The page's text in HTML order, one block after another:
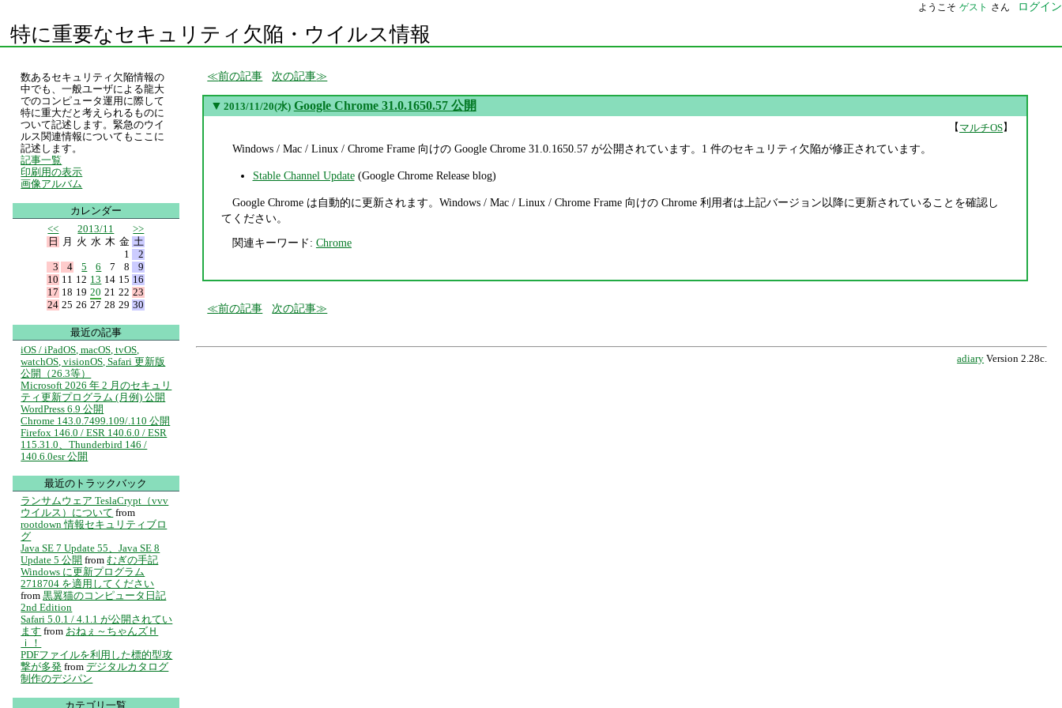
ようこそ ゲスト さん ログイン
特に重要なセキュリティ欠陥・ウイルス情報
前の記事 次の記事
▼ 2013/11/20(水) Google Chrome 31.0.1650.57 公開
【マルチOS】
Windows / Mac / Linux / Chrome Frame 向けの Google Chrome 31.0.1650.57 が公開されています。1 件のセキュリティ欠陥が修正されています。
Stable Channel Update(Google Chrome Release blog)
Google Chrome は自動的に更新されます。Windows / Mac / Linux / Chrome Frame 向けの Chrome 利用者は上記バージョン以降に更新されていることを確認し
てください。
関連キーワード: Chrome
前の記事 次の記事
adiary Version 2.28c.
数あるセキュリティ欠陥情報の
中でも、一般ユーザによる龍大
でのコンピュータ運用に際して
特に重大だと考えられるものに
ついて記述します。緊急のウイ
ルス関連情報についてもここに
記述します。
記事一覧
印刷用の表示
画像アルバム
カレンダー
<<
2013/11
>>
日
月 火 水 木 金 土
1
2
3
4 5 6 7 8
9
10 11 12 13 14 15 16
17 18 19 20 21 22 23
24 25 26 27 28 29 30
最近の記事
iOS / iPadOS, macOS, tvOS,
watchOS, visionOS, Safari 更新版
公開（26.3等）
Microsoft 2026 年 2 月のセキュリ
ティ更新プログラム (月例) 公開
WordPress 6.9 公開
Chrome 143.0.7499.109/.110 公開
Firefox 146.0 / ESR 140.6.0 / ESR
115.31.0、Thunderbird 146 /
140.6.0esr 公開
最近のトラックバック
ランサムウェア TeslaCrypt（vvv
ウイルス）について from
rootdown 情報セキュリティブロ
グ
Java SE 7 Update 55、Java SE 8
Update 5 公開 from むぎの手記
Windows に更新プログラム
2718704 を適用してください
from 黒翼猫のコンピュータ日記
2nd Edition
Safari 5.0.1 / 4.1.1 が公開されてい
ます from おねぇ～ちゃんズＨ
ｉ！
PDFファイルを利用した標的型攻
撃が多発 from デジタルカタログ
制作のデジパン
カテゴリ一覧